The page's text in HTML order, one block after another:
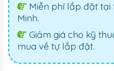
Miễn phí lắp đặt tại
Minh.
Giảm giá cho kỹ
mua về tự lắp đặt.